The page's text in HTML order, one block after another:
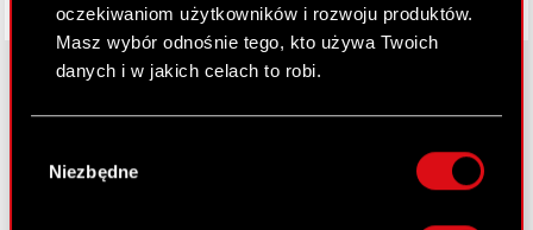
oczekiwaniom użytkowników i rozwoju produktów.
Masz wybór odnośnie tego, kto używa Twoich
danych i w jakich celach to robi.
lokalizacji geograficznej z dokładnością nawet
zgody
Niezbędne
Grupa Kapitałowa